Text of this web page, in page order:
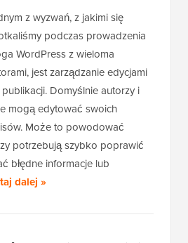
z wyzwań, z jakimi się
podczas prowadzenia
WordPress z wieloma
jest zarządzanie edycjami
Domyślnie autorzy i
mogą edytować swoich
Może to powodować
potrzebują szybko poprawić
błędne informacje lub
dalej »